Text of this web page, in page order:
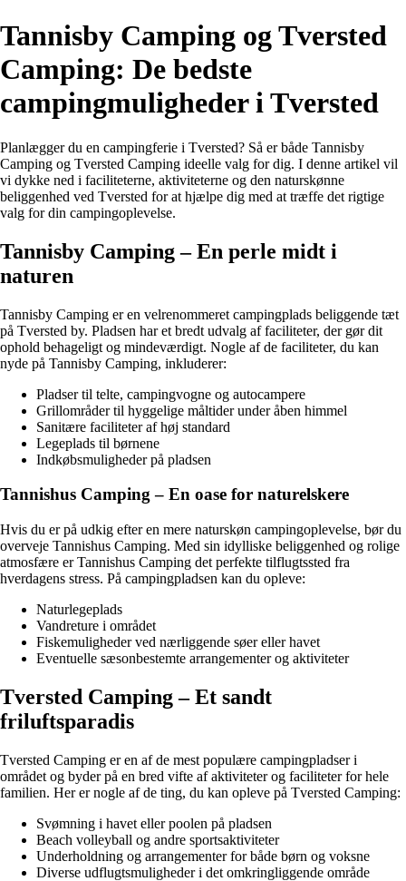
Tannisby Camping og Tversted
Camping: De bedste
campingmuligheder i Tversted
Planlægger du en campingferie i Tversted? Så er både Tannisby
Camping og Tversted Camping ideelle valg for dig. I denne artikel vil
vi dykke ned i faciliteterne, aktiviteterne og den naturskønne
beliggenhed ved Tversted for at hjælpe dig med at træffe det rigtige
valg for din campingoplevelse.
Tannisby Camping – En perle midt i
naturen
Tannisby Camping er en velrenommeret campingplads beliggende tæt
på Tversted by. Pladsen har et bredt udvalg af faciliteter, der gør dit
ophold behageligt og mindeværdigt. Nogle af de faciliteter, du kan
nyde på Tannisby Camping, inkluderer:
Pladser til telte, campingvogne og autocampere
Grillområder til hyggelige måltider under åben himmel
Sanitære faciliteter af høj standard
Legeplads til børnene
Indkøbsmuligheder på pladsen
Tannishus Camping – En oase for naturelskere
Hvis du er på udkig efter en mere naturskøn campingoplevelse, bør du
overveje Tannishus Camping. Med sin idylliske beliggenhed og rolige
atmosfære er Tannishus Camping det perfekte tilflugtssted fra
hverdagens stress. På campingpladsen kan du opleve:
Naturlegeplads
Vandreture i området
Fiskemuligheder ved nærliggende søer eller havet
Eventuelle sæsonbestemte arrangementer og aktiviteter
Tversted Camping – Et sandt
friluftsparadis
Tversted Camping er en af de mest populære campingpladser i
området og byder på en bred vifte af aktiviteter og faciliteter for hele
familien. Her er nogle af de ting, du kan opleve på Tversted Camping:
Svømning i havet eller poolen på pladsen
Beach volleyball og andre sportsaktiviteter
Underholdning og arrangementer for både børn og voksne
Diverse udflugtsmuligheder i det omkringliggende område